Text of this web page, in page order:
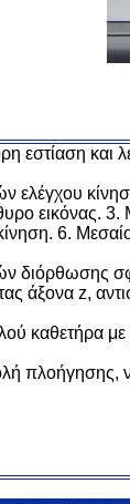
εστίαση
ελέγχου
εικόνας.
6.
άξονα z,
καθετήρα
πλοήγησης,